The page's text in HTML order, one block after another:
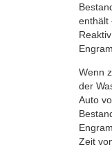
enthält
Wenn
der
Auto
Zeit